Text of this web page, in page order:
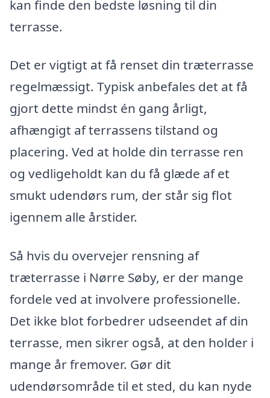
kan finde den bedste løsning til din
terrasse.
Det er vigtigt at få renset din træterrasse
regelmæssigt. Typisk anbefales det at få
gjort dette mindst én gang årligt,
afhængigt af terrassens tilstand og
placering. Ved at holde din terrasse ren
og vedligeholdt kan du få glæde af et
smukt udendørs rum, der står sig flot
igennem alle årstider.
Så hvis du overvejer rensning af
træterrasse i Nørre Søby, er der mange
fordele ved at involvere professionelle.
Det ikke blot forbedrer udseendet af din
terrasse, men sikrer også, at den holder i
mange år fremover. Gør dit
udendørsområde til et sted, du kan nyde